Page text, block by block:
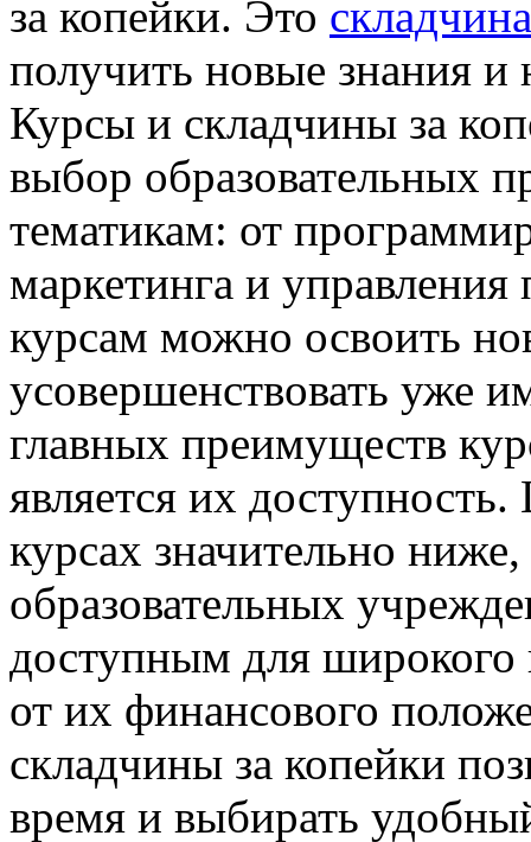
за копейки. Это
получить новые знания
Курсы и складчины за
выбор образовательных
тематикам: от
маркетинга и
курсам можно освоить
усовершенствовать уже
главных преимуществ
является их
курсах значительно
образовательных
доступным для широкого
от их финансового
складчины за копейки
время и выбирать